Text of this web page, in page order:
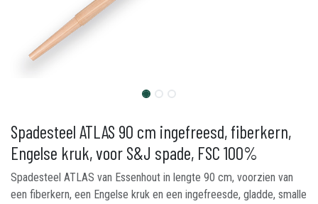
Spadesteel ATLAS 90 cm ingefreesd, fiberkern,
Engelse kruk, voor S&J spade, FSC 100%
Spadesteel ATLAS van Essenhout in lengte 90 cm, voorzien van
een fiberkern, een Engelse kruk en een ingefreesde, gladde, smalle